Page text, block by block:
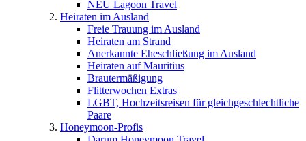
NEU Lagoon Travel
Heiraten im Ausland
Freie Trauung im Ausland
Heiraten am Strand
Anerkannte Eheschließung im Ausland
Heiraten auf Mauritius
Brautermäßigung
Flitterwochen Extras
LGBT, Hochzeitsreisen für gleichgeschlechtliche
Paare
Honeymoon-Profis